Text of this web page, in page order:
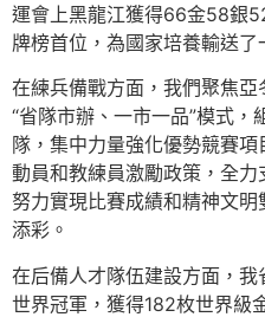
運會上黑龍江獲得66金58銀
牌榜首位，為國家培養輸送了
在練兵備戰方面，我們聚焦
“省隊市辦、一市一品”模式，
隊，集中力量強化優勢競賽
動員和教練員激勵政策，全力
努力實現比賽成績和精神文
添彩。
在后備人才隊伍建設方面，
世界冠軍，獲得182枚世界級